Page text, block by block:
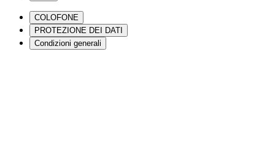
COLOFONE
PROTEZIONE DEI DATI
Condizioni generali